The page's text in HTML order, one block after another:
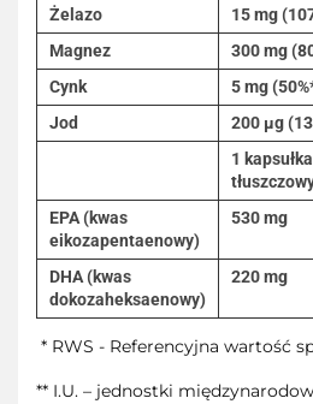
Żelazo
15 mg
Magnez
300 mg
Cynk
5 mg
Jod
200 µg
1
EPA (kwas
eikozapentaenowy)
530 mg
DHA (kwas
dokozaheksaenowy)
220 mg
* RWS - Referencyjna wartość
** I.U. – jednostki